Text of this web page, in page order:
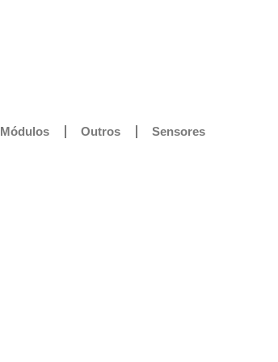
Módulos Outros Sensores